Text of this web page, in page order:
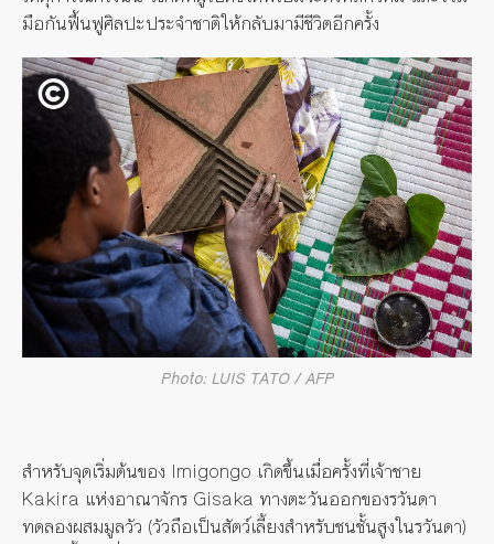
มือกันฟื้นฟูศิลปะประจำชาติให้กลับมามีชีวิตอีกครั้ง
Photo: LUIS TATO / AFP
สำหรับจุดเริ่มต้นของ Imigongo เกิดขึ้นเมื่อครั้งที่เจ้าชาย
Kakira แห่งอาณาจักร Gisaka ทางตะวันออกของรวันดา
ทดลองผสมมูลวัว (วัวถือเป็นสัตว์เลี้ยงสำหรับชนชั้นสูงในรวันดา)